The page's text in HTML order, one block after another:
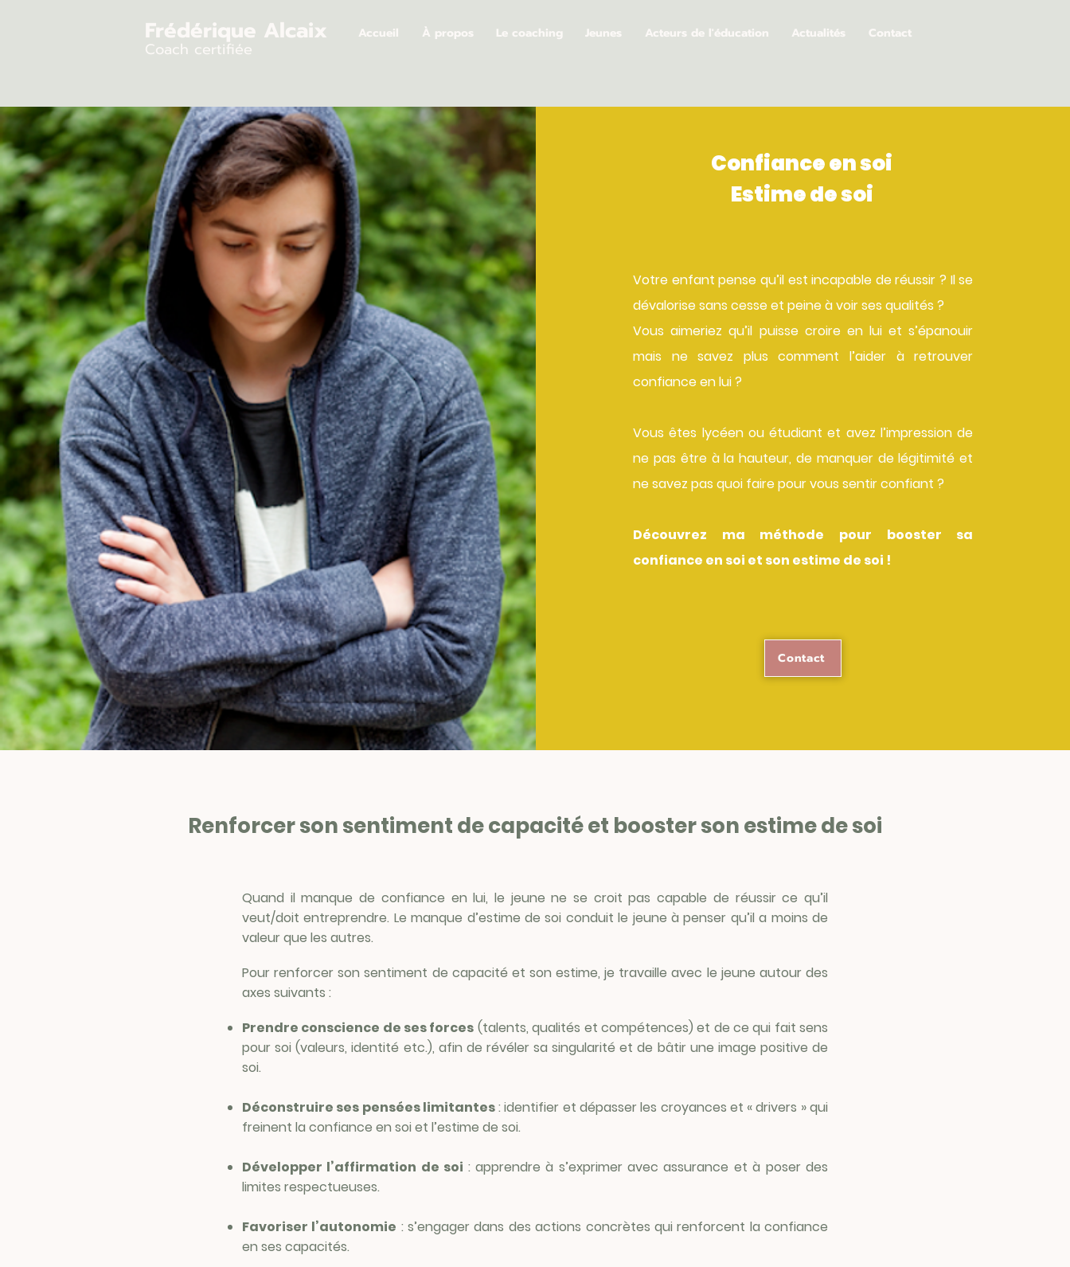
Frédérique Alcaix
Coach certifiée
Accueil À propos Le coaching Jeunes Acteurs de l'éducation Actualités Contact
Confiance en soi
Estime de soi
Votre enfant pense qu’il est incapable de réussir ? Il se
dévalorise sans cesse et peine à voir ses qualités ?
Vous aimeriez qu’il puisse croire en lui et s’épanouir
mais ne savez plus comment l’aider à retrouver
confiance en lui ?
Vous êtes lycéen ou étudiant et avez l’impression de
ne pas être à la hauteur, de manquer de légitimité et
ne savez pas quoi faire pour vous sentir confiant ?
Découvrez ma méthode pour booster sa
confiance en soi et son estime de soi !
Contact
Renforcer son sentiment de capacité et booster son estime de soi
Quand il manque de confiance en lui, le jeune ne se croit pas capable de réussir ce qu’il
veut/doit entreprendre. Le manque d’estime de soi conduit le jeune à penser qu’il a moins de
valeur que les autres.
Pour renforcer son sentiment de capacité et son estime, je travaille avec le jeune autour des
axes suivants :
Prendre conscience de ses forces (talents, qualités et compétences) et de ce qui fait sens
pour soi (valeurs, identité etc.), afin de révéler sa singularité et de bâtir une image positive de
soi.
Déconstruire ses pensées limitantes: identifier et dépasser les croyances et « drivers » qui
freinent la confiance en soi et l’estime de soi.
Développer l’affirmation de soi : apprendre à s’exprimer avec assurance et à poser des
limites respectueuses.
Favoriser l’autonomie : s’engager dans des actions concrètes qui renforcent la confiance
en ses capacités.